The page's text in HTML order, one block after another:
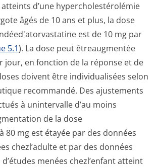
d’une hypercholesté­rolémie
âgés de 10 ans et plus, la dose
est de 10 mg par
5.1). La dose peut êtreaugmentée
jour, en fonction de la réponse et de
doivent être individualisées selon
recommandé. Des ajustements
à unintervalle d’au moins
de la dose
80 mg est étayée par des données
chezl’adulte et par des données
menées chezl’enfant atteint